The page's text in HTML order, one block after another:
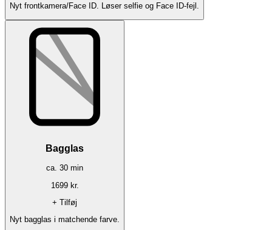
Nyt frontkamera/Face ID. Løser selfie og Face ID-fejl.
Bagglas
ca. 30 min
1699kr.
+ Tilføj
Nyt bagglas i matchende farve.